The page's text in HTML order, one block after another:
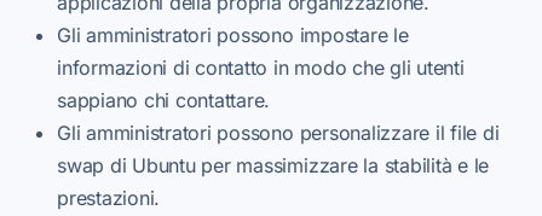
Gli amministratori possono impostare le
informazioni di contatto in modo che gli utenti
sappiano chi contattare.
Gli amministratori possono personalizzare il file di
swap di Ubuntu per massimizzare la stabilità e le
prestazioni.